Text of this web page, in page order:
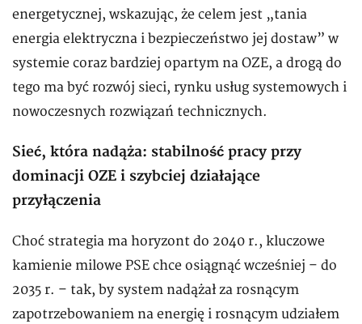
energetycznej, wskazując, że celem jest „tania
energia elektryczna i bezpieczeństwo jej dostaw” w
systemie coraz bardziej opartym na OZE, a drogą do
tego ma być rozwój sieci, rynku usług systemowych i
nowoczesnych rozwiązań technicznych.
Sieć, która nadąża: stabilność pracy przy
dominacji OZE i szybciej działające
przyłączenia
Choć strategia ma horyzont do 2040 r., kluczowe
kamienie milowe PSE chce osiągnąć wcześniej – do
2035 r. – tak, by system nadążał za rosnącym
zapotrzebowaniem na energię i rosnącym udziałem